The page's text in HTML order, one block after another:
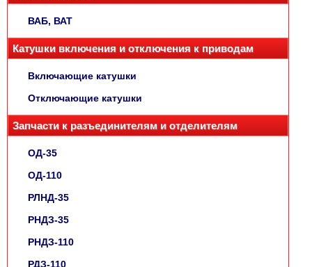
ВАБ, ВАТ
Катушки включения и отключения к приводам
Включающие катушки
Отключающие катушки
Запчасти к разъединителям и отделителям
ОД-35
ОД-110
РЛНД-35
РНДЗ-35
РНДЗ-110
РДЗ-110